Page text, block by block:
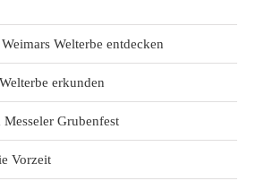
Welterbe entdecken
erkunden
Grubenfest
Vorzeit